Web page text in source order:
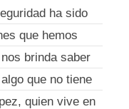
ha sido
que hemos
brinda saber
que no tiene
quien vive en